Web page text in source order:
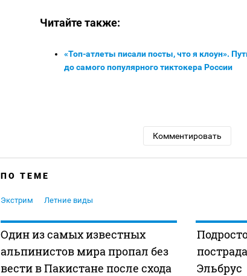
Читайте также:
«Топ-атлеты писали посты, что я клоун».
до самого популярного тиктокера России
Комментировать
ПО ТЕМЕ
Экстрим Летние виды
Один из самых известных
альпинистов мира пропал без
вести в Пакистане после схода
Эльбрус